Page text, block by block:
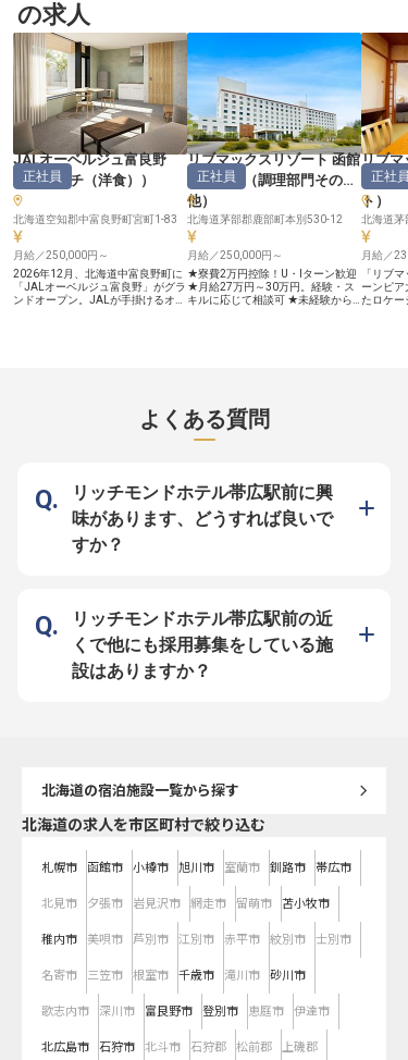
海の幸・山の幸を活かした料理を、
ご宿泊のお客様にご提供する仕事で
す。調理補助からスタートし、副料
理長・料理長候補までステップアッ
プできるキャリアパスを用意。経験
豊富な方は、ご経験に応じてポジシ
ョン・待遇を柔軟にご相談可能で
ト体制抜群＞ 1998年に不動産仲介
から始め、今ではホテルやマンショ
ン、飲食と幅広く事業を展開してい
る「リブマックスグループ」。安定
基盤をもつ当社ならではの好待遇を
ご用意しています。社員寮は2万円
控除（水道・光熱費のみ自己負
担）！過度な残業を抑制する体制も
力を入れているため、心にゆとりを
持って料理と向き合うことができま
す。幅広いスキルを身に付けて、充
実した昇給・昇格・キャリアアップ
制度で思う存分成長してください！
事です。調理補助からスタートし、
副料理長候補までステップアップで
きるキャリアパスを用意していま
す。経験豊富な方は、ご経験に応じ
てポジション・待遇を柔軟にご相談
可能です。 ＜安定企業ならでは！
サポート体制抜群＞ 1998年に不動
産仲介から始め、今ではホテルやマ
ンション、飲食と幅広く事業を展開
している「リブマックスグルー
プ」。安定基盤をもつ当社ならでは
の好待遇をご用意しています。社員
寮は2万円控除（水道・光熱費のみ
自己負担）！過度な残業を抑制する
体制も力を入れているため、心にゆ
とりを持って料理と向き合うことが
できます。幅広いスキルを身に付け
て、充実した昇給・昇格・キャリア
アップ制度で思う存分成長してくだ
さい！
2026年2
の求人
JALオーベルジュ富良野
（フレンチ（洋食） ）
正社員
北海道空知郡中富良野町宮町1-83
月給／250,000円～
2026年12月、北海道中富良野町に
「JALオーベルジュ富良野」がグラ
ンドオープン。JALが手掛けるオー
様にお届けします。仕込みから盛り
付け、提供まで、料理の現場をチー
こそ、立ち上げの過程を通じて、調
理の基礎から一つひとつ着実に身に
つけていける環境が整っています。
【働く環境のポイント】 ・1日実働
7.5時間／残業は月15時間程度を想
定 ・4週7休・年間休日111日 ・住
リブマックスリゾート 函館
鹿部温泉
（調理部門その
他）
正社員
北海道茅部郡鹿部町本別530-12
月給／250,000円～
★寮費2万円控除！U・Iターン歓迎
★月給27万円～30万円。経験・ス
キルに応じて相談可 ★未経験から
海の幸・山の幸を活かした料理を、
ご宿泊のお客様にご提供する仕事で
す。調理補助からスタートし、副料
豊富な方は、ご経験に応じてポジシ
ョン・待遇を柔軟にご相談可能で
す。 ＜安定企業ならでは！サポー
ト体制抜群＞ 1998年に不動産仲介
担）！過度な残業を抑制する体制も
力を入れているため、心にゆとりを
持って料理と向き合うことができま
す。幅広いスキルを身に付けて、充
実した昇給・昇格・キャリアアップ
制度で思う存分成長してください！
リブマ
グリ
ト ）
正社員
北海道茅
月給／
「リブ
ーンピア
たロケー
定企業で
然の中
ルを身に
よくある質問
リッチモンドホテル帯広駅前に興
味があります、どうすれば良いで
すか？
リッチモンドホテル帯広駅前の近
くで他にも採用募集をしている施
設はありますか？
北海道の宿泊施設一覧から探す
北海道の求人を市区町村で絞り込む
札幌市 函館市 小樽市 旭川市 室蘭市 釧路市 帯広市
北見市 夕張市 岩見沢市 網走市 留萌市 苫小牧市
稚内市 美唄市 芦別市 江別市 赤平市 紋別市 士別市
名寄市 三笠市 根室市 千歳市 滝川市 砂川市
歌志内市 深川市 富良野市 登別市 恵庭市 伊達市
北広島市 石狩市 北斗市 石狩郡 松前郡 上磯郡